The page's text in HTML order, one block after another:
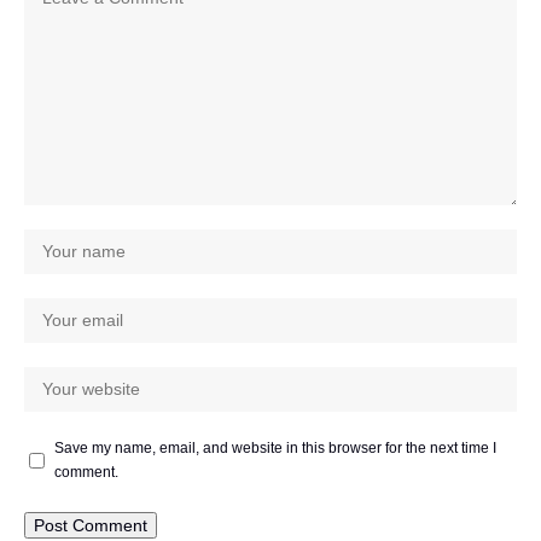
Save my name, email, and website in this browser for the next time I
comment.